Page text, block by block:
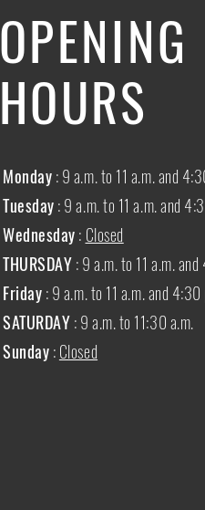
OPENING
HOURS
Monday: 9 a.m. to 11 a.m. and
Tuesday: 9 a.m. to 11 a.m. and
Wednesday: Closed
THURSDAY:9 a.m. to 11 a.m.
Friday: 9 a.m. to 11 a.m. and
SATURDAY: 9 a.m. to 11:30 a.m.
Sunday:Closed